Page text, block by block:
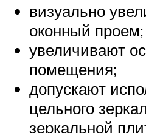
визуально
оконный проем;
увеличивают
помещения;
допускают
цельного
зеркальной